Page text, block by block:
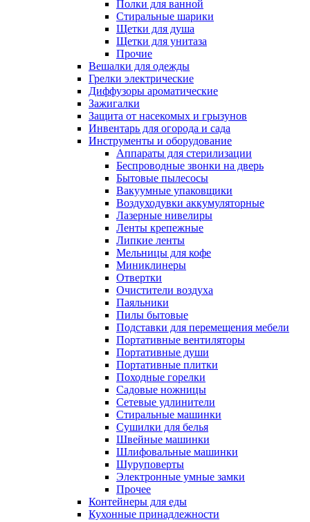
Полки для ванной
Стиральные шарики
Щетки для душа
Щетки для унитаза
Прочие
Вешалки для одежды
Грелки электрические
Диффузоры ароматические
Зажигалки
Защита от насекомых и грызунов
Инвентарь для огорода и сада
Инструменты и оборудование
Аппараты для стерилизации
Беспроводные звонки на дверь
Бытовые пылесосы
Вакуумные упаковщики
Воздуходувки аккумуляторные
Лазерные нивелиры
Ленты крепежные
Липкие ленты
Мельницы для кофе
Миниклинеры
Отвертки
Очистители воздуха
Паяльники
Пилы бытовые
Подставки для перемещения мебели
Портативные вентиляторы
Портативные души
Портативные плитки
Походные горелки
Садовые ножницы
Сетевые удлинители
Стиральные машинки
Сушилки для белья
Швейные машинки
Шлифовальные машинки
Шуруповерты
Электронные умные замки
Прочее
Контейнеры для еды
Кухонные принадлежности